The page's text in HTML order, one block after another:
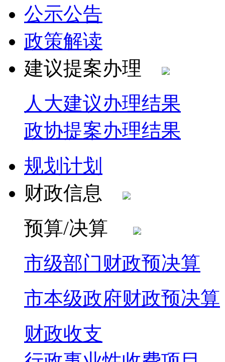
公示公告
政策解读
建议提案办理
人大建议办理结果
政协提案办理结果
规划计划
财政信息
预算/决算
市级部门财政预决算
市本级政府财政预决算
财政收支